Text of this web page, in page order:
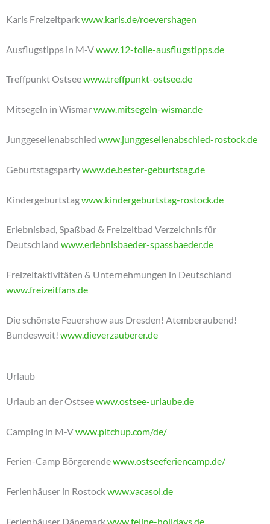
Karls Freizeitparkwww.karls.de/roevershagen
Ausflugstipps in M-Vwww.12-tolle-ausflugstipps.de
Treffpunkt Ostseewww.treffpunkt-ostsee.de
Mitsegeln in Wismarwww.mitsegeln-wismar.de
Junggesellenabschied www.junggesellenabschied-rostock.de
Geburtstagspartywww.de.bester-geburtstag.de
Kindergeburtstagwww.kindergeburtstag-rostock.de
Erlebnisbad, Spaßbad & Freizeitbad Verzeichnis für
Deutschland www.erlebnisbaeder-spassbaeder.de
Freizeitaktivitäten & Unternehmungen in Deutschland
www.freizeitfans.de
Die schönste Feuershow aus Dresden! Atemberaubend!
Bundesweit! www.dieverzauberer.de
Urlaub
Urlaub an der Ostseewww.ostsee-urlaube.de
Camping in M-Vwww.pitchup.com/de/
Ferien-Camp Börgerendewww.ostseeferiencamp.de/
Ferienhäuser in Rostockwww.vacasol.de
Ferienhäuser Dänemarkwww.feline-holidays.de